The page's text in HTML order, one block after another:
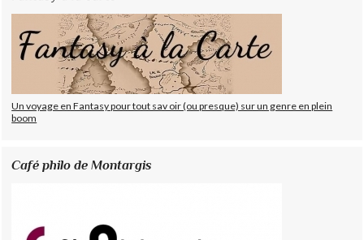
Un voyage en Fantasy pour tout sav oir (ou presque) sur un genre en plein
boom
Café philo de Montargis